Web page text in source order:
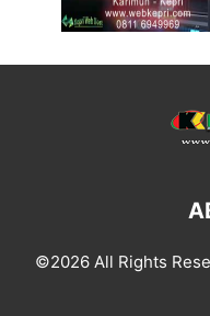
©2026 All Rights